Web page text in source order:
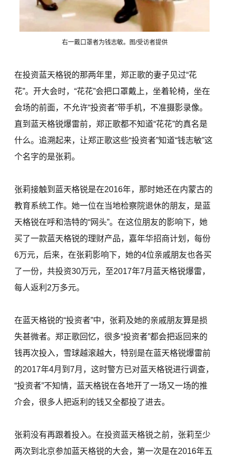
右一戴口罩者为钱志敏。图/受访者提供
在投资蓝天格锐的那两年里，郑正歌的妻子见过“花
花”。开大会时，“花花”会把口罩戴上，坐着轮椅，坐在
会场的前面，不允许“投资者”带手机，不准摄影录像。
直到蓝天格锐爆雷前，郑正歌都不知道“花花”的真名是
什么。追溯起来，让郑正歌这些“投资者”知道“钱志敏”这
个名字的是张莉。
张莉接触到蓝天格锐是在2016年，那时她还在内蒙古的
教育系统工作。她一位在当地检察院退休的朋友，是蓝
天格锐在呼和浩特的“网头”。在这位朋友的影响下，她
买了一款蓝天格锐的理财产品，嘉年华招商计划，每份
6万元，后来，在张莉影响下，她的4位亲戚朋友也各买
了一份，共投资30万元，至2017年7月蓝天格锐爆雷，
每人返利2万多元。
在蓝天格锐的“投资者”中，张莉及她的亲戚朋友算是损
失甚微者。郑正歌回忆，很多“投资者”都会把返回来的
钱再次投入，雪球越滚越大，特别是在蓝天格锐爆雷前
的2017年4月到7月，这时警方已对蓝天格锐进行调查，
“投资者”不知情，蓝天格锐在各地开了一场又一场的推
介会，很多人把返利的钱又全都投了进去。
张莉没有再跟着投入。在投资蓝天格锐之前，张莉至少
两次到北京参加蓝天格锐的大会，第一次是在2016年五